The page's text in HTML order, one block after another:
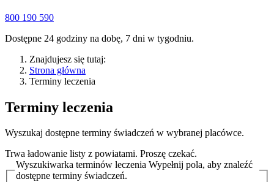
800 190 590
Dostępne 24 godziny na dobę, 7 dni w tygodniu.
Znajdujesz się tutaj:
Strona główna
Terminy leczenia
Terminy leczenia
Wyszukaj dostępne terminy świadczeń w wybranej placówce.
Trwa ładowanie listy z powiatami. Proszę czekać.
Wyszukiwarka terminów leczenia Wypełnij pola, aby znaleźć
dostępne terminy świadczeń.